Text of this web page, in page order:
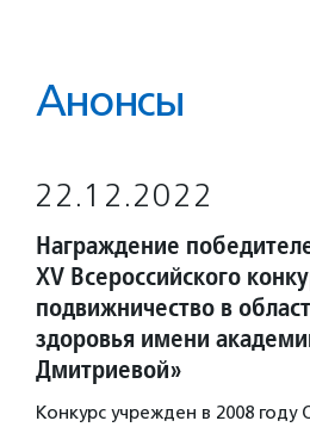
Анонсы
22.12.2022
Награждение
XV Всероссийского
подвижничество в
здоровья имени
Дмитриевой»
Конкурс учрежден в 2008